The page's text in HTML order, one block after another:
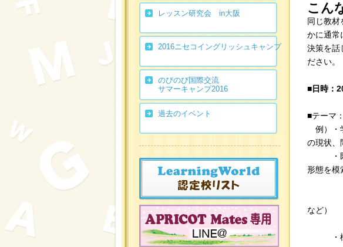
レッスン研究会 in大阪
2016ニセコイングリッシュキャンプ
のびのび国際交流
サマーキャンプ2016
過去のイベント
こん
同じ教材
かに通常
決策を話
ださい。
■日時：
■テーマ
例）・
の現状、
・既に
形態を模
課題の
オンラ
など）
レッ
・様々